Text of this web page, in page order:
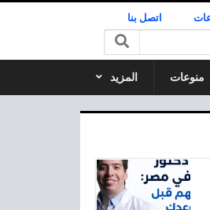
اتصل بنا
منوعات المزيد